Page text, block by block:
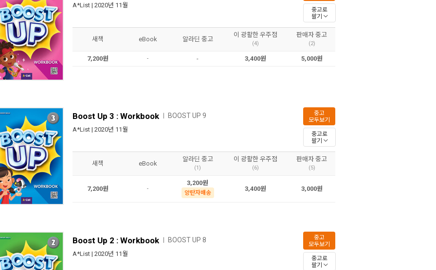
A*List | 2020년 11월
중고로
팔기
새책 eBook 알라딘 중고
이 광활한 우주점
(4)
판매자 중고
(2)
7,200원 - - 3,400원 5,000원
Boost Up 3 : Workbook BOOST UP 9
A*List | 2020년 11월
중고
모두보기
중고로
팔기
새책 eBook
알라딘 중고
(1)
이 광활한 우주점
(6)
판매자 중고
(5)
7,200원 -
3,200원
양탄자배송
3,400원 3,000원
Boost Up 2 : Workbook BOOST UP 8
A*List | 2020년 11월
중고
모두보기
중고로
팔기